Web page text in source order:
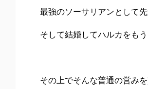
最強のソーサリアンとして
そして結婚してハルカをも
その上でそんな普通の営み